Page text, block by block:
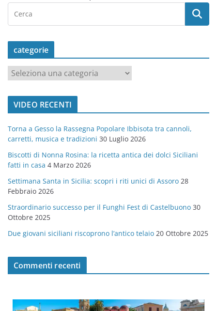
categorie
a
t
o
r
i
e
VIDEO RECENTI
Torna a Gesso la Rassegna Popolare Ibbisota tra cannoli,
carretti, musica e tradizioni 30 Luglio 2026
Biscotti di Nonna Rosina: la ricetta antica dei dolci Siciliani
fatti in casa 4 Marzo 2026
Settimana Santa in Sicilia: scopri i riti unici di Assoro 28
Febbraio 2026
Straordinario successo per il Funghi Fest di Castelbuono 30
Ottobre 2025
Due giovani siciliani riscoprono l’antico telaio 20 Ottobre 2025
Commenti recenti